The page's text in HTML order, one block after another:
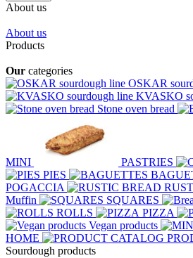
About us
About us
Products
Our categories
OSKAR
KVASKO
Stone oven bread
MINI PASTRIES
PIES
POGACCIA
Muffin
SQUARES
ROLLS
PIZZA
Vegan products
HOME
Sourdough products